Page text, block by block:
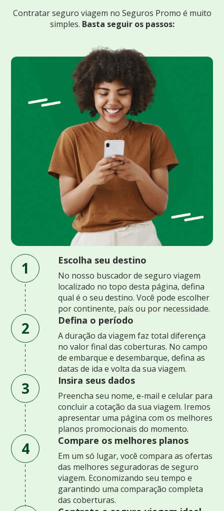
Contratar seguro viagem no Seguros Promo é muito
simples. Basta seguir os passos:
1 Escolha seu destino
No nosso buscador de seguro viagem
localizado no topo desta página, defina
qual é o seu destino. Você pode escolher
por continente, país ou por necessidade.
2 Defina o período
A duração da viagem faz total diferença
no valor final das coberturas. No campo
de embarque e desembarque, defina as
datas de ida e volta da sua viagem.
3 Insira seus dados
Preencha seu nome, e-mail e celular para
concluir a cotação da sua viagem. Iremos
apresentar uma página com os melhores
planos promocionais do momento.
4 Compare os melhores planos
Em um só lugar, você compara as ofertas
das melhores seguradoras de seguro
viagem. Economizando seu tempo e
garantindo uma comparação completa
das coberturas.